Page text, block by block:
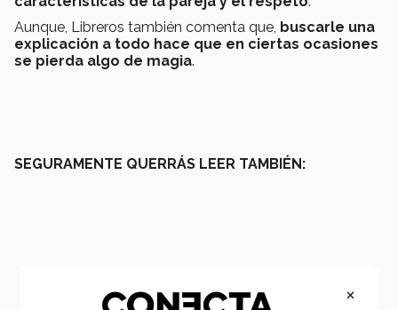
Aunque, Libreros también comenta que, buscarle una
explicación a todo hace que en ciertas ocasiones
se pierda algo de magia.
SEGURAMENTE QUERRÁS LEER TAMBIÉN:
×